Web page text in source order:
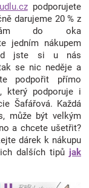
podporujete
darujeme 20 % z
do oka
jedním nákupem
jste si u nás
se nic neděje a
podpořit přímo
, který podporuje i
Šafářová. Každá
může být velkým
a chcete ušetřit?
dárek k nákupu
dalších tipů jak